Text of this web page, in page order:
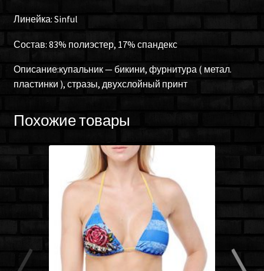
Линейка: Sinful
Состав: 83% полиэстер, 17% спандекс
Описание:купальник — бикини, фурнитура ( метал.
пластинки ), стразы, двухслойный принт
Похожие товары